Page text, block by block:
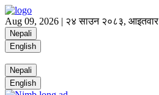
Aug 09, 2026 | २४ साउन २०८३, आइतवार
Nepali
English
Nepali
English